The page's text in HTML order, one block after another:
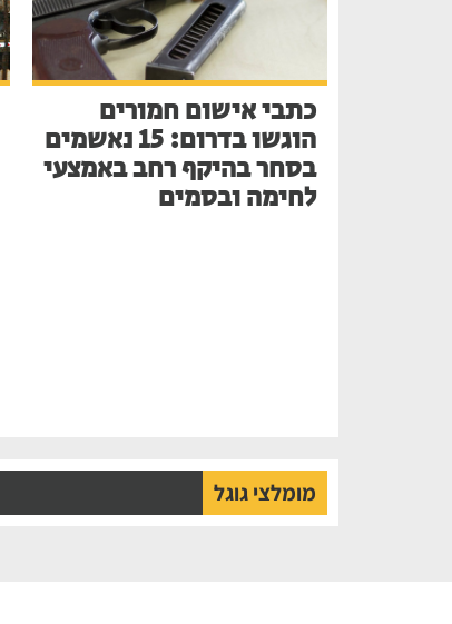
כתבי אישום חמורים
הוגשו בדרום: 15 נאשמים
בסחר בהיקף רחב באמצעי
לחימה ובסמים
מומלצי גוגל